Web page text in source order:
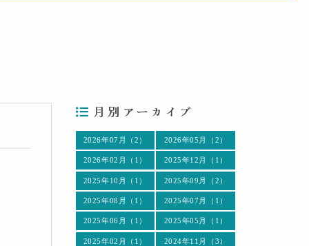
月別アーカイブ
2026年07月（2） 2026年05月（2）
2026年02月（1） 2025年12月（1）
2025年10月（1） 2025年09月（2）
2025年08月（1） 2025年07月（1）
2025年06月（1） 2025年05月（1）
2025年02月（1） 2024年11月（3）